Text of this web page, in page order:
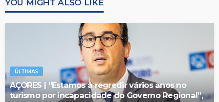
ÚLTIMAS
AÇORES | “Estamos a regredir vários anos no
turismo por incapacidade do Governo Regional”,